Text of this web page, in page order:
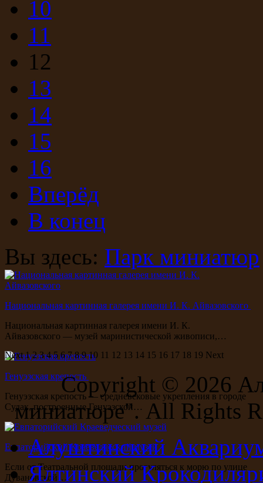
10
11
12
13
14
15
16
Вперёд
В конец
Вы здесь: Парк миниатюр
Национальная картинная галерея имени И. К. Айвазовского
Национальная картинная галерея имени И. К.
Айвазовского — музей маринистической живописи,…
Генуэзская крепость
Генуэзская крепость — средневековые укрепления в городе
Судак, построенные Генуэзской…
Евпаторийский Краеведческий музей
Если от Театральной площади прогуляться к морю по улице
Дувановской…
Next12345678910 11 12 13 14 15 16 17 18 19 Next
Copyright © 2026
миниатюре". All Rights
Алуштинский
Ялтинский